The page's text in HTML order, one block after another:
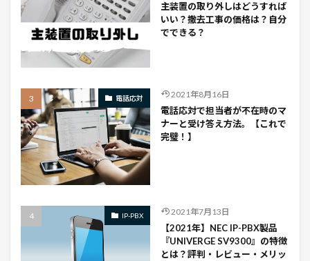
主装置の取り外しはどうすれば
いい？撤去工事の価格は？自分
でできる？
電話応対 2021年8月16日
電話応対で担当者が不在時のマ
ナーと受け答え方法。【これで
完璧！】
IP-PBX 2021年7月13日
【2021年】NEC IP-PBX製品
『UNIVERGE SV9300』の特徴
とは？評判・レビュー・メリッ